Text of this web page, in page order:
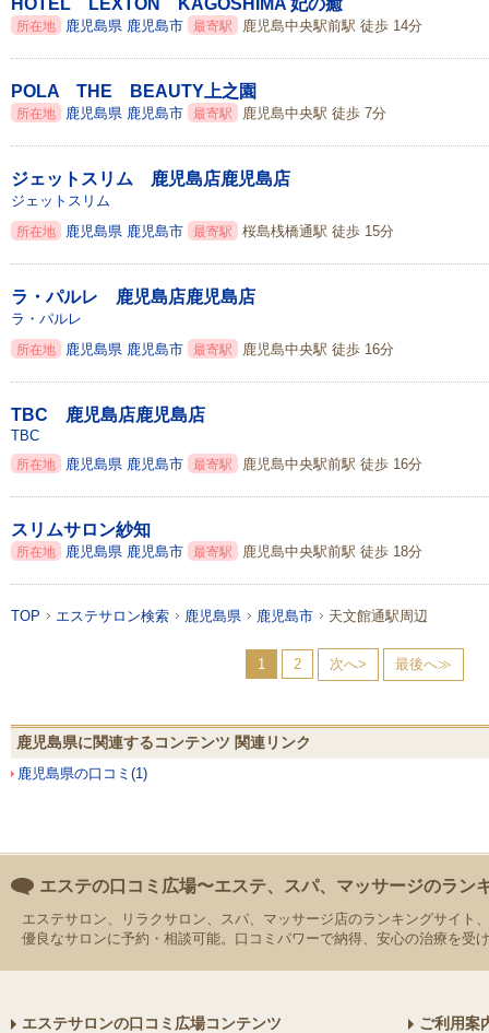
所在地 鹿児島県 鹿児島市 最寄駅 鹿児島中央駅前駅 徒歩 14分
POLA THE BEAUTY上之園
所在地 鹿児島県 鹿児島市 最寄駅 鹿児島中央駅 徒歩 7分
ジェットスリム 鹿児島店鹿児島店
ジェットスリム
所在地 鹿児島県 鹿児島市 最寄駅 桜島桟橋通駅 徒歩 15分
ラ・パルレ 鹿児島店鹿児島店
ラ・パルレ
所在地 鹿児島県 鹿児島市 最寄駅 鹿児島中央駅 徒歩 16分
TBC 鹿児島店鹿児島店
TBC
所在地 鹿児島県 鹿児島市 最寄駅 鹿児島中央駅前駅 徒歩 16分
スリムサロン紗知
所在地 鹿児島県 鹿児島市 最寄駅 鹿児島中央駅前駅 徒歩 18分
TOP エステサロン検索 鹿児島県 鹿児島市 天文館通駅周辺
1 2 次へ> 最後へ≫
鹿児島県に関連するコンテンツ 関連リンク
鹿児島県の口コミ(1)
エステの口コミ広場〜エステ、スパ、マッサージのラン
エステサロン、リラクサロン、スパ、マッサージ店のランキングサイト
優良なサロンに予約・相談可能。口コミパワーで納得、安心の治療を受
エステサロンの口コミ広場コンテンツ ご利用案